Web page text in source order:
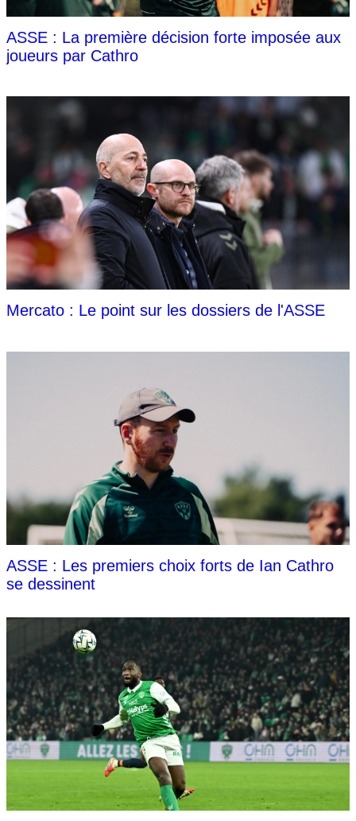
ASSE : La première décision forte imposée aux
joueurs par Cathro
Mercato : Le point sur les dossiers de l'ASSE
ASSE : Les premiers choix forts de Ian Cathro
se dessinent